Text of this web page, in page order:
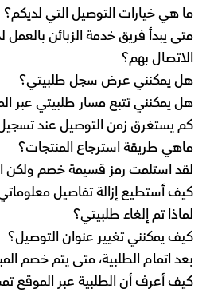
ما هي خيارات التوصيل التي لديكم؟
متى يبدأ فريق خدمة الزبائن
الاتصال بهم؟
هل يمكنني عرض سجل طلبيتي؟
هل يمكنني تتبع مسار طلبيتي عبر
كم يستغرق زمن التوصيل عند
ماهي طريقة استرجاع المنتجات؟
لقد استلمت رمز قسيمة خصم ولكن
كيف أستطيع إزالة تفاصيل
لماذا تم إلغاء طلبيتي؟
كيف يمكنني تغيير عنوان التوصيل؟
بعد اتمام الطلبية، متى يتم خصم
كيف أعرف أن الطلبية عبر الموقع